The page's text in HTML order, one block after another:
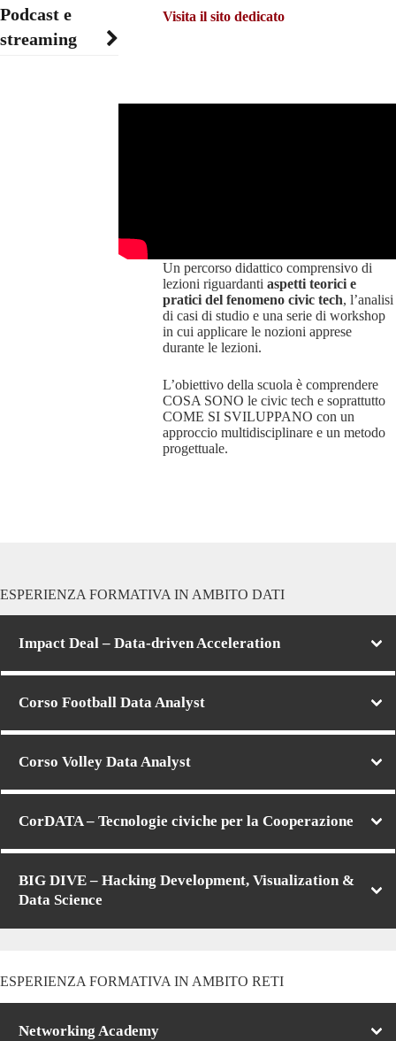
Podcast e
streaming
Visita il sito dedicato
Un percorso didattico comprensivo di
lezioni riguardantiaspetti teorici e
pratici del fenomeno civic tech, l’analisi
di casi di studio e una serie di workshop
in cui applicare le nozioni apprese
durante le lezioni.
L’obiettivo della scuola è comprendere
COSA SONO le civic tech e soprattutto
COME SI SVILUPPANO con un
approccio multidisciplinare e un metodo
progettuale.
ESPERIENZA FORMATIVA IN AMBITO DATI
Impact Deal – Data-driven Acceleration
Corso Football Data Analyst
Corso Volley Data Analyst
CorDATA – Tecnologie civiche per la Cooperazione
BIG DIVE – Hacking Development, Visualization &
Data Science
ESPERIENZA FORMATIVA IN AMBITO RETI
Networking Academy